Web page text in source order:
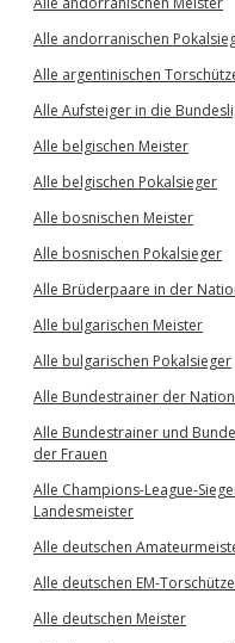
Alle andorranischen
Alle argentinischen
Alle Aufsteiger in die
Alle belgischen Meister
Alle belgischen Pokalsieger
Alle bosnischen Meister
Alle bosnischen Pokalsieger
Alle Brüderpaare in der
Alle bulgarischen Meister
Alle bulgarischen Pokalsieger
Alle Bundestrainer der
Alle Bundestrainer und
der Frauen
Alle Champions-League-
Landesmeister
Alle deutschen
Alle deutschen EM-
Alle deutschen Meister